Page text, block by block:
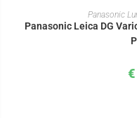
IN
Panasonic
Panasonic Leica DG
€